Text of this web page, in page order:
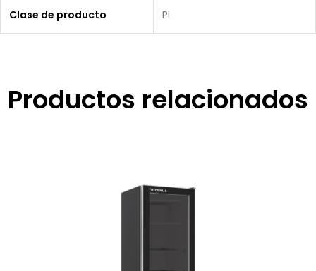
Clase de producto PI
Productos relacionados